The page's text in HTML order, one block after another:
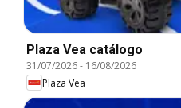
Plaza Vea catálogo
31/07/2026- 16/08/2026
Plaza Vea